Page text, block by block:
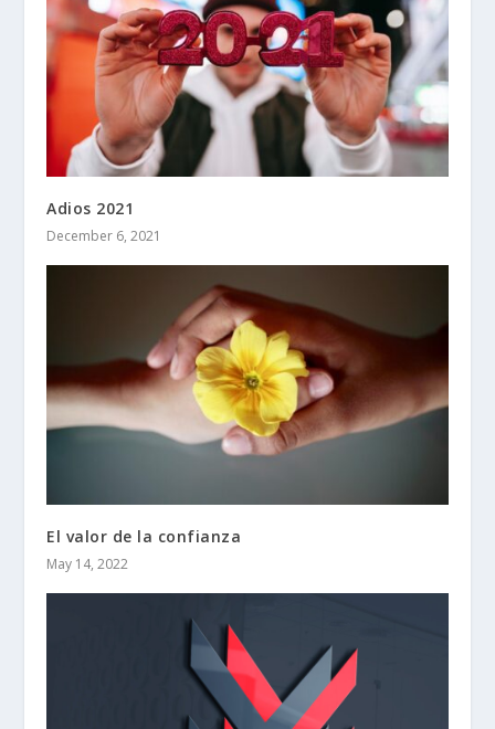
Adios 2021
December 6, 2021
El valor de la confianza
May 14, 2022